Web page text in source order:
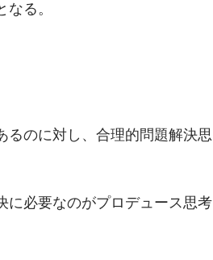
る。
るのに対し、合理的問題解決思
に必要なのがプロデュース思考